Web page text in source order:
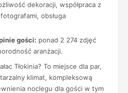
dekoracji, współpraca z
obsługa
gości: ponad 2 274 zdjęć
aranżacji.
Tłokinia? To miejsce dla par,
klimat, kompleksową
noclegu dla gości w tym